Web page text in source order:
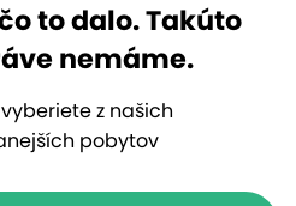
to dalo. Takúto
nemáme.
z našich
pobytov